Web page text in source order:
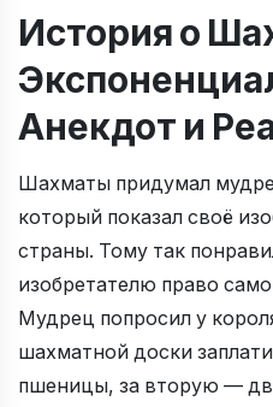
История о
Анекдот и
Шахматы придумал
который показал своё
страны. Тому так
изобретателю право
Мудрец попросил у
шахматной доски
пшеницы, за вторую —